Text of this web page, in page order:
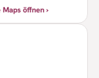
Maps öffnen ›